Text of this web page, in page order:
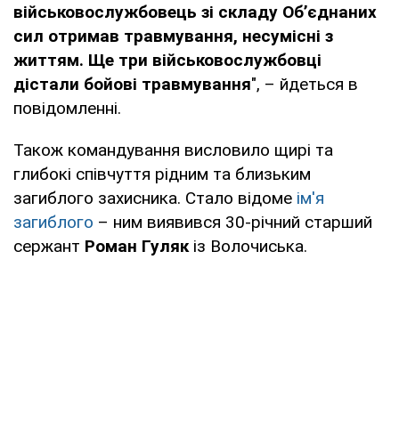
військовослужбовець зі складу Об’єднаних
сил отримав травмування, несумісні з
життям. Ще три військовослужбовці
дістали бойові травмування", – йдеться в
повідомленні.
Також командування висловило щирі та
глибокі співчуття рідним та близьким
загиблого захисника. Стало відоме ім'я
загиблого – ним виявився 30-річний старший
сержант Роман Гулякіз Волочиська.